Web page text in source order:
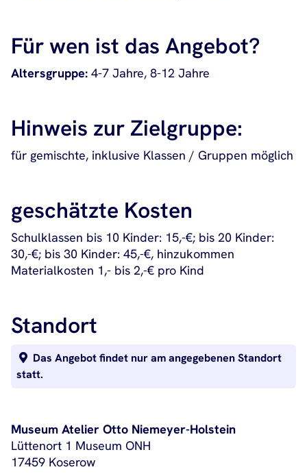
Für wen ist das Angebot?
Altersgruppe: 4-7 Jahre, 8-12 Jahre
Hinweis zur Zielgruppe:
für gemischte, inklusive Klassen / Gruppen möglich
geschätzte Kosten
Schulklassen bis 10 Kinder: 15,-€; bis 20 Kinder:
30,-€; bis 30 Kinder: 45,-€, hinzukommen
Materialkosten 1,- bis 2,-€ pro Kind
Standort
Das Angebot findet nur am angegebenen Standort
statt.
Museum Atelier Otto Niemeyer-Holstein
Lüttenort 1 Museum ONH
17459 Koserow